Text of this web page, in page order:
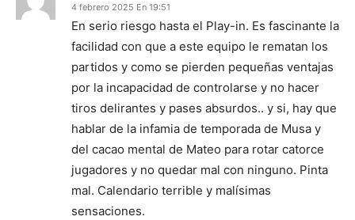
4 febrero 2025 En 19:51
En serio riesgo hasta el Play-in. Es fascinante la
facilidad con que a este equipo le rematan los
partidos y como se pierden pequeñas ventajas
por la incapacidad de controlarse y no hacer
tiros delirantes y pases absurdos.. y si, hay que
hablar de la infamia de temporada de Musa y
del cacao mental de Mateo para rotar catorce
jugadores y no quedar mal con ninguno. Pinta
mal. Calendario terrible y malísimas
sensaciones.